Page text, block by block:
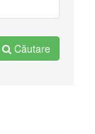
Căutare